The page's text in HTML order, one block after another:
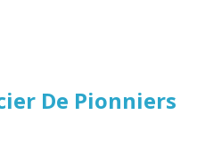
De Pionniers